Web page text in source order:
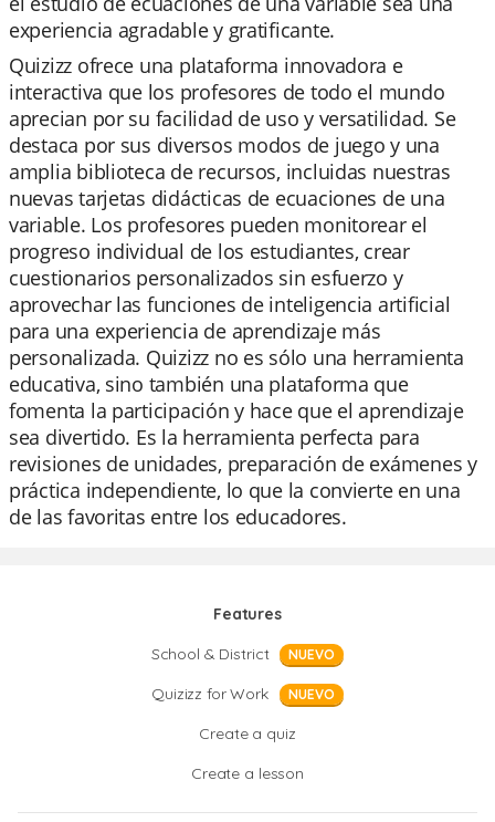
experiencia agradable y gratificante.
Quizizz ofrece una plataforma innovadora e
interactiva que los profesores de todo el mundo
aprecian por su facilidad de uso y versatilidad. Se
destaca por sus diversos modos de juego y una
amplia biblioteca de recursos, incluidas nuestras
nuevas tarjetas didácticas de ecuaciones de una
variable. Los profesores pueden monitorear el
progreso individual de los estudiantes, crear
cuestionarios personalizados sin esfuerzo y
aprovechar las funciones de inteligencia artificial
para una experiencia de aprendizaje más
personalizada. Quizizz no es sólo una herramienta
educativa, sino también una plataforma que
fomenta la participación y hace que el aprendizaje
sea divertido. Es la herramienta perfecta para
revisiones de unidades, preparación de exámenes y
práctica independiente, lo que la convierte en una
de las favoritas entre los educadores.
Features
School & District
NUEVO
Quizizz for Work NUEVO
Create a quiz
Create a lesson